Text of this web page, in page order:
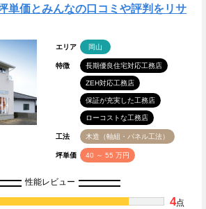
単価とみんなの口コミや評判をリサ
エリア 岡山
特徴 長期優良住宅対応工務店
ZEH対応工務店
保証が充実した工務店
ローコストな工務店
工法 木造（軸組・パネル工法）
坪単価 40 ～ 55 万円
性能レビュー
4点